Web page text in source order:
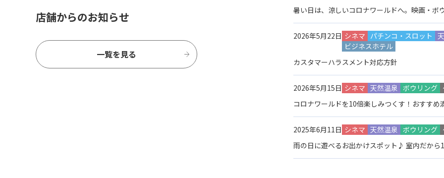
店舗からのお知らせ
暑い日は、涼しいコロナワールドへ。映画・ボ
2026年5月22日 シネマ パチンコ・スロット
ビジネスホテル
カスタマーハラスメント対応方針
2026年5月15日 シネマ 天然温泉 ボウリング
コロナワールドを10倍楽しみつくす！おすすめ
2025年6月11日 シネマ 天然温泉 ボウリング
雨の日に遊べるお出かけスポット♪ 室内だから
一覧を見る